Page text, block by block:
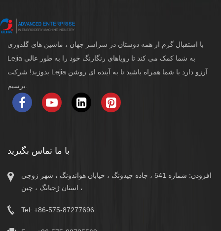
با استقبال گرم از همه دوستان در سراسر جهان ، ماشین های گلدوزی
Lejia به شما کمک می کند تا رویاهای رنگارنگ خود را به طور عالی
بدوزید! شرکت Lejia آرزو دارد با شما همراه باشید تا به آینده ای روشن
با ما تماس بگیرید
افزودن: شماره 541 ، جاده جیدونگ ، خیابان هواندونگ ، شهر ژوجی
، استان ژجیانگ ، چین
Tel: +86-575-87277696